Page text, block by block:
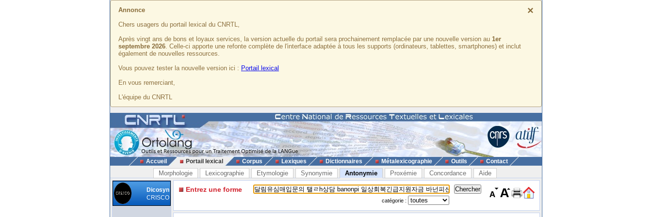
×
Annonce
Chers usagers du portail lexical du CNRTL,
Après vingt ans de bons et loyaux services, la version actuelle du portail sera prochainement remplacée par une nouvelle version au 1er
septembre 2026. Celle-ci apporte une refonte complète de l'interface adaptée à tous les supports (ordinateurs, tablettes, smartphones) et inclut
également de nouvelles ressources.
Vous pouvez tester la nouvelle version ici : Portail lexical
En vous remerciant,
L'équipe du CNRTL
Accueil Portail lexical Corpus Lexiques Dictionnaires Métalexicographie Outils Contact
Morphologie Lexicographie Etymologie Synonymie Antonymie Proxémie Concordance Aide
Dicosyn
CRISCO
Entrez une forme
catégorie :